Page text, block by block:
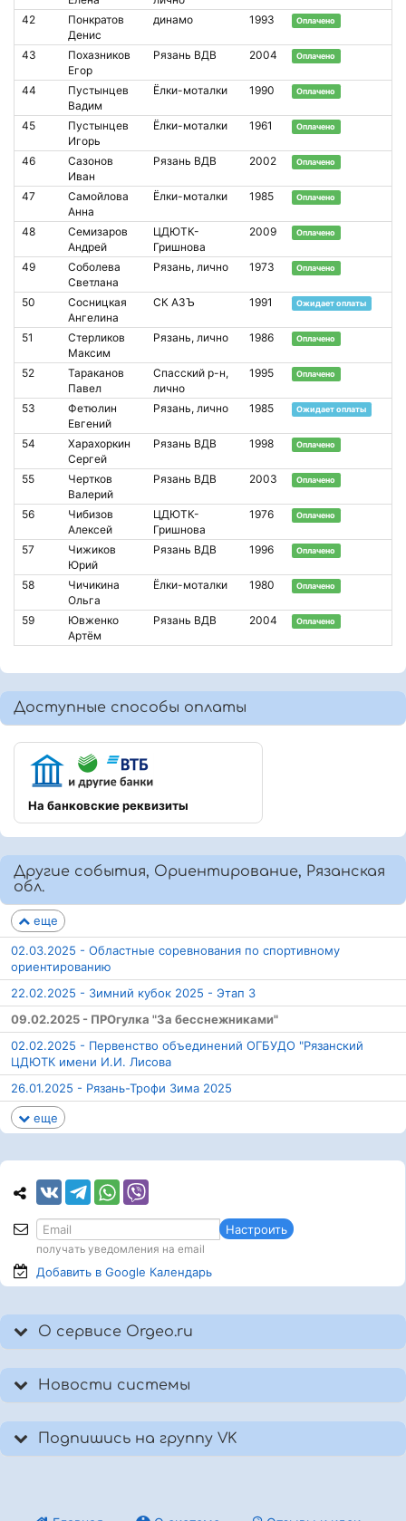
42
Понкратов
Денис
динамо 1993 Оплачено
43
Похазников
Егор
Рязань ВДВ 2004 Оплачено
44
Пустынцев
Вадим
Ёлки-моталки 1990 Оплачено
45
Пустынцев
Игорь
Ёлки-моталки 1961 Оплачено
46
Сазонов
Иван
Рязань ВДВ 2002 Оплачено
47
Самойлова
Анна
Ёлки-моталки 1985 Оплачено
48
Семизаров
Андрей
ЦДЮТК-
Гришнова
2009 Оплачено
49
Соболева
Светлана
Рязань, лично 1973 Оплачено
50
Сосницкая
Ангелина
СК АЗЪ 1991 Ожидает оплаты
51
Стерликов
Максим
Рязань, лично 1986 Оплачено
52
Тараканов
Павел
Спасский р-н,
лично
1995 Оплачено
53
Фетюлин
Евгений
Рязань, лично 1985 Ожидает оплаты
54
Харахоркин
Сергей
Рязань ВДВ 1998 Оплачено
55
Чертков
Валерий
Рязань ВДВ 2003 Оплачено
56
Чибизов
Алексей
ЦДЮТК-
Гришнова
1976 Оплачено
57
Чижиков
Юрий
Рязань ВДВ 1996 Оплачено
58
Чичикина
Ольга
Ёлки-моталки 1980 Оплачено
59
Ювженко
Артём
Рязань ВДВ 2004 Оплачено
Доступные способы оплаты
На банковские реквизиты
Другие события, Ориентирование, Рязанская
обл.
еще
02.03.2025 - Областные соревнования по спортивному
ориентированию
22.02.2025 - Зимний кубок 2025 - Этап 3
09.02.2025 - ПРОгулка "За бесснежниками"
02.02.2025 - Первенство объединений ОГБУДО "Рязанский
ЦДЮТК имени И.И. Лисова
26.01.2025 - Рязань-Трофи Зима 2025
еще
Настроить
получать уведомления на email
Добавить в Google Календарь
О сервисе Orgeo.ru
Новости системы
Подпишись на группу VK